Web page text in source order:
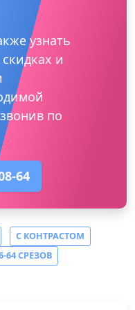
узнать
и
по
64
С КОНТРАСТОМ
64 СРЕЗОВ